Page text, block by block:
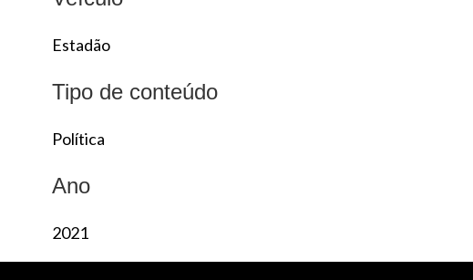
Estadão
Tipo de conteúdo
Política
Ano
2021